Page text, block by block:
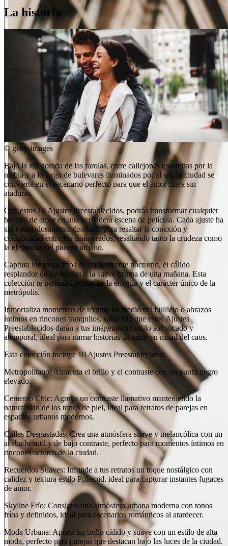
La historia
© getty-images
Bajo la luz dorada de las farolas, entre callejones envueltos por la
niebla y a lo largo de bulevares iluminados por el sol, la ciudad se
convierte en el escenario perfecto para que el amor fluya sin
ataduras.
Con estos 10 Ajustes Preestablecidos, podrás transformar cualquier
historia de amor en una verdadera escena de película. Cada ajuste ha
sido cuidadosamente diseñado para resaltar la conexión y
complicidad entre los enamorados, resaltando tanto la crudeza como
la elegancia del paisaje urbano.
Captura los tonos fríos de un horizonte nocturno, el cálido
resplandor de las farolas o la suave bruma de una mañana. Esta
colección te permitirá potenciar la energía y el carácter único de la
metrópolis.
Inmortaliza momentos de ternura en medio del bullicio o abrazos
íntimos en rincones tranquilos, sabiendo que estos Ajustes
Preestablecidos darán a tus imágenes un estilo sofisticado y
atemporal, ideal para narrar historias de amor en mitad del caos.
Esta colección incluye 10 Ajustes Preestablecidos:
Metropolitano: Aumenta el brillo y el contraste con un punto negro
elevado.
Cemento Chic: Agrega un contraste llamativo manteniendo la
naturalidad de los tonos de piel, ideal para retratos de parejas en
espacios urbanos modernos.
Calles Desgastadas: Crea una atmósfera suave y melancólica con un
acabado sutil y de bajo contraste, perfecto para momentos íntimos en
rincones ocultos de la ciudad.
Recuerdos Suaves: Infunde a tus retratos un toque nostálgico con
calidez y textura estilo Polaroid, ideal para capturar instantes fugaces
de amor.
Skyline Frío: Consigue una atmósfera urbana moderna con tonos
fríos y definidos, ideal para escenarios románticos al atardecer.
Moda Urbana: Aporta un brillo cálido y suave con un estilo de alta
moda, perfecto para parejas que destacan bajo las luces de la ciudad.